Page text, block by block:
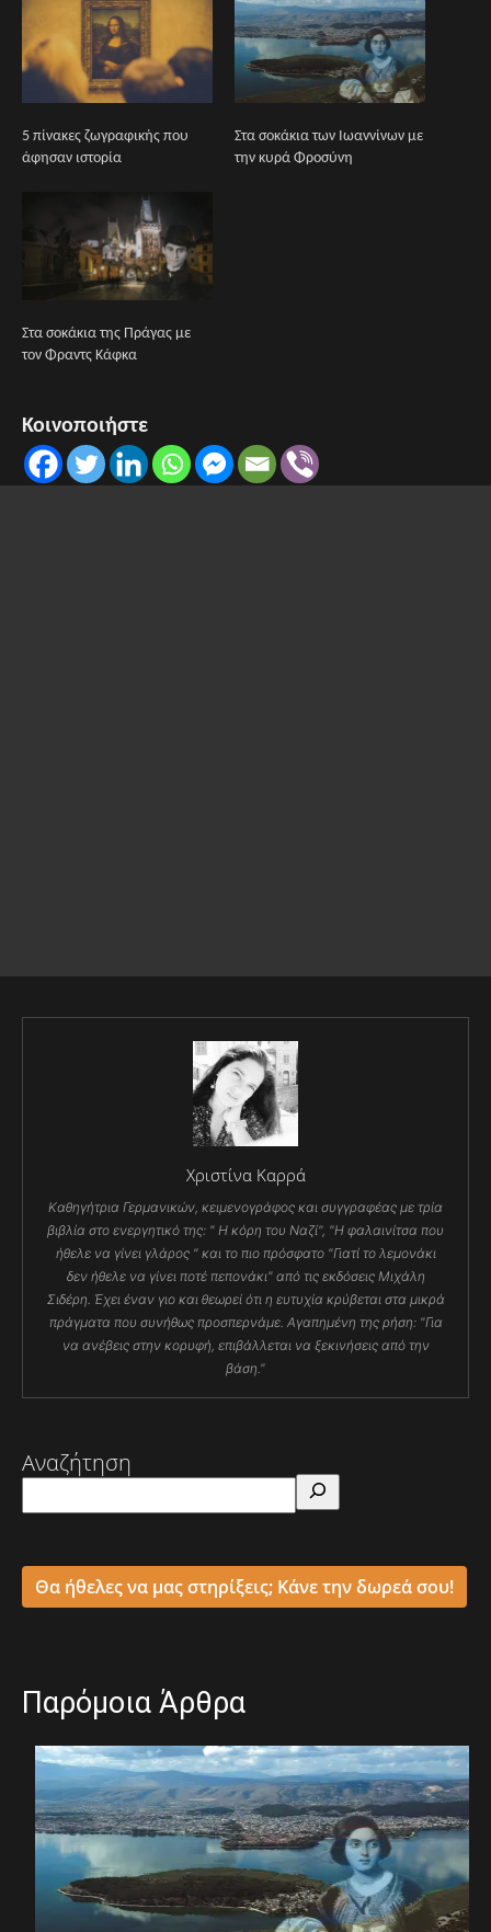
5 πίνακες ζωγραφικής που
άφησαν ιστορία
Στα σοκάκια των Ιωαννίνων με
την κυρά Φροσύνη
Στα σοκάκια της Πράγας με
τον Φραντς Κάφκα
Κοινοποιήστε
Χριστίνα Καρρά
Καθηγήτρια Γερμανικών, κειμενογράφος και συγγραφέας με τρία
βιβλία στο ενεργητικό της: " Η κόρη του Ναζί", "Η φαλαινίτσα που
ήθελε να γίνει γλάρος " και το πιο πρόσφατο "Γιατί το λεμονάκι
δεν ήθελε να γίνει ποτέ πεπονάκι" από τις εκδόσεις Μιχάλη
Σιδέρη. Έχει έναν γιο και θεωρεί ότι η ευτυχία κρύβεται στα μικρά
πράγματα που συνήθως προσπερνάμε. Αγαπημένη της ρήση: "Για
να ανέβεις στην κορυφή, επιβάλλεται να ξεκινήσεις από την
βάση."
Αναζήτηση
Θα ήθελες να μας στηρίξεις; Κάνε την δωρεά σου!
Παρόμοια Άρθρα